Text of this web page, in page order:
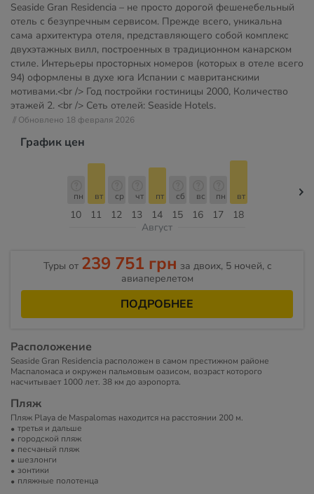
Seaside Gran Residencia – не просто дорогой фешенебельный
отель с безупречным сервисом. Прежде всего, уникальна
сама архитектура отеля, представляющего собой комплекс
двухэтажных вилл, построенных в традиционном канарском
стиле. Интерьеры просторных номеров (которых в отеле всего
94) оформлены в духе юга Испании с мавританскими
мотивами.<br /> Год постройки гостиницы 2000, Количество
этажей 2. <br /> Сеть отелей: Seaside Hotels.
// Обновлено 18 февраля 2026
График цен
10
пн
11
вт
12
ср
13
чт
14
пт
15
сб
16
вс
17
пн
18
вт
Август
Туры от 239 751 грн за двоих, 5 ночей, c
авиаперелетом
ПОДРОБНЕЕ
Расположение
Seaside Gran Residencia расположен в самом престижном районе
Маспаломаса и окружен пальмовым оазисом, возраст которого
насчитывает 1000 лет. 38 км до аэропорта.
Пляж
Пляж Playa de Maspalomas находится на расстоянии 200 м.
третья и дальше
городской пляж
песчаный пляж
шезлонги
зонтики
пляжные полотенца